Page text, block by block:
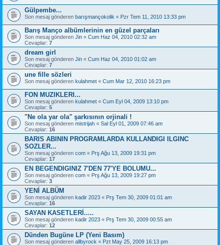
Gülpembe...
Son mesaj gönderen barışmançokolik « Pzr Tem 11, 2010 13:33 pm
Barış Manço albümlerinin en güzel parçaları
Son mesaj gönderen Jin « Cum Haz 04, 2010 02:32 am
Cevaplar: 7
dream girl
Son mesaj gönderen Jin « Cum Haz 04, 2010 01:02 am
Cevaplar: 7
une fille sözleri
Son mesaj gönderen kulahmet « Cum Mar 12, 2010 16:23 pm
FON MUZIKLERI...
Son mesaj gönderen kulahmet « Cum Eyl 04, 2009 13:10 pm
Cevaplar: 5
"Ne ola yar ola" şarkısının orjinali !
Son mesaj gönderen mistrijah « Sal Eyl 01, 2009 07:46 am
Cevaplar: 16
BARIS ABININ PROGRAMLARDA KULLANDIGI ILGINC
SOZLER...
Son mesaj gönderen com « Prş Ağu 13, 2009 19:31 pm
Cevaplar: 17
EN BEGENDIGINIZ 7'DEN 77'YE BOLUMU...
Son mesaj gönderen com « Prş Ağu 13, 2009 19:27 pm
Cevaplar: 3
YENİ ALBÜM
Son mesaj gönderen kadir 2023 « Prş Tem 30, 2009 01:01 am
Cevaplar: 16
SAYAN KASETLERİ.....
Son mesaj gönderen kadir 2023 « Prş Tem 30, 2009 00:55 am
Cevaplar: 12
Dünden Bugüne LP (Yeni Basım)
Son mesaj gönderen allbyrock « Pzt May 25, 2009 16:13 pm